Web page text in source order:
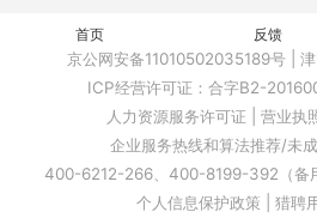
首页 反馈